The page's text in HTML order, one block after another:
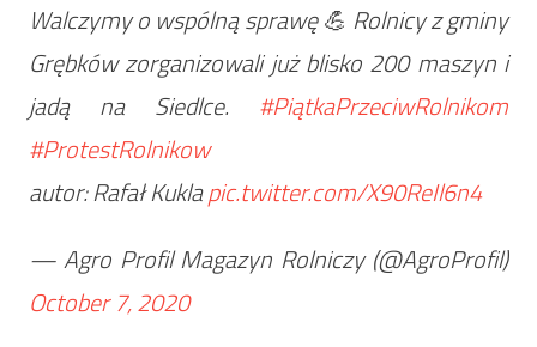
Walczymy o wspólną sprawę💪 Rolnicy z gminy
Grębków zorganizowali już blisko 200 maszyn i
jadą na Siedlce. #PiątkaPrzeciwRolnikom
#ProtestRolnikow
autor: Rafał Kuklapic.twitter.com/X90ReIl6n4
— Agro Profil Magazyn Rolniczy (@AgroProfil)
October 7, 2020